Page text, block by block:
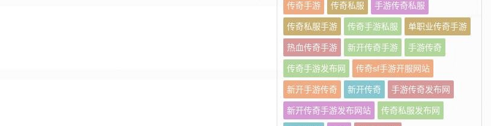
传奇手游 传奇私服 手游传奇私服
传奇私服手游 传奇手游私服 单职业传奇手游
热血传奇手游 新开传奇手游 手游传奇
传奇手游发布网 传奇sf手游开服网站
新开手游传奇 新开传奇 手游传奇发布网
新开传奇手游发布网站 传奇私服发布网